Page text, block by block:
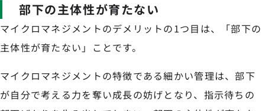
部下の主体性が育たない
マイクロマネジメントのデメリットの1つ目は、「部下の
主体性が育たない」ことです。
マイクロマネジメントの特徴である細かい管理は、部下
が自分で考える力を奪い成長の妨げとなり、指示待ちの